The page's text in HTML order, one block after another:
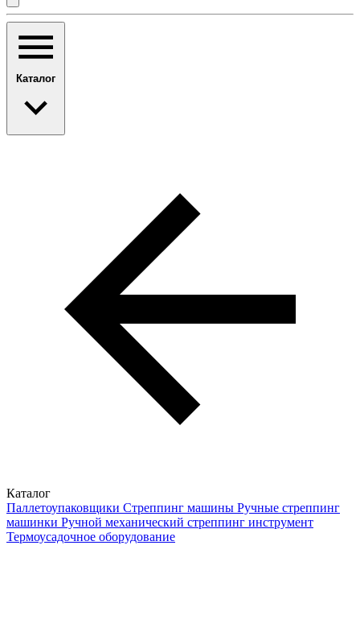
Каталог
Каталог
Паллетоупаковщики Стреппинг машины Ручные стреппинг
машинки Ручной механический стреппинг инструмент
Термоусадочное оборудование